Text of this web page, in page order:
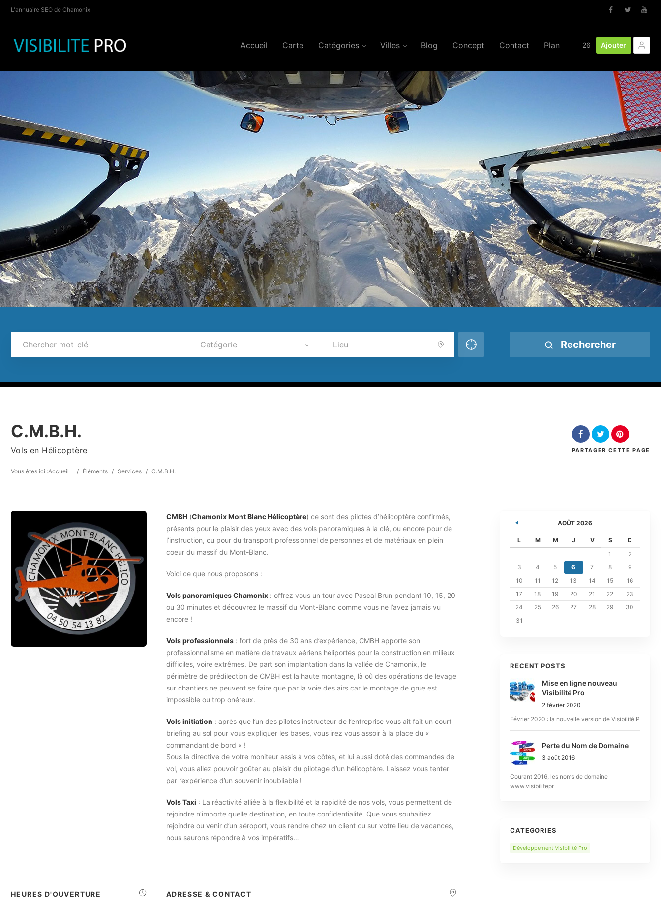
L'annuaire SEO de Chamonix
Accueil Carte Catégories Villes Blog Concept Contact Plan 26 Ajouter
Catégorie Rechercher
C.M.B.H.
Vols en Hélicoptère
Vous êtes ici :Accueil / Éléments / Services / C.M.B.H.
PARTAGER CETTE PAGE
CMBH(Chamonix Mont Blanc Hélicoptère) ce sont des pilotes d’hélicoptère confirmés,
présents pour le plaisir des yeux avec des vols panoramiques à la clé, ou encore pour de
l’instruction, ou pour du transport professionnel de personnes et de matériaux en plein
coeur du massif du Mont-Blanc.
Voici ce que nous proposons :
Vols panoramiques Chamonix: offrez vous un tour avec Pascal Brun pendant 10, 15, 20
ou 30 minutes et découvrez le massif du Mont-Blanc comme vous ne l’avez jamais vu
encore !
Vols professionnels: fort de près de 30 ans d’expérience, CMBH apporte son
professionnalisme en matière de travaux aériens héliportés pour la construction en milieux
difficiles, voire extrêmes. De part son implantation dans la vallée de Chamonix, le
périmètre de prédilection de CMBH est la haute montagne, là oû des opérations de levage
sur chantiers ne peuvent se faire que par la voie des airs car le montage de grue est
impossible ou trop onéreux.
Vols initiation : après que l’un des pilotes instructeur de l’entreprise vous ait fait un court
briefing au sol pour vous expliquer les bases, vous irez vous assoir à la place du «
commandant de bord » !
Sous la directive de votre moniteur assis à vos côtés, et lui aussi doté des commandes de
vol, vous allez pouvoir goûter au plaisir du pilotage d’un hélicoptère. Laissez vous tenter
par l’expérience d’un souvenir inoubliable !
Vols Taxi : La réactivité alliée à la flexibilité et la rapidité de nos vols, vous permettent de
rejoindre n’importe quelle destination, en toute confidentialité. Que vous souhaitiez
rejoindre ou venir d’un aéroport, vous rendre chez un client ou sur votre lieu de vacances,
nous saurons répondre à vos impératifs…
HEURES D'OUVERTURE ADRESSE & CONTACT
AOÛT 2026
L M M J V S
D
1
2
3
4 5 6 7 8
9
10
11 12 13 14 15
16
17
18 19 20 21 22
23
24
25 26 27 28 29
30
31
RECENT POSTS
Mise en ligne nouveau
Visibilité Pro
2 février 2020
Février 2020 : la nouvelle version de Visibilité P
Perte du Nom de Domaine
3 août 2016
Courant 2016, les noms de domaine
www.visibilitepr
CATEGORIES
Développement Visibilité Pro